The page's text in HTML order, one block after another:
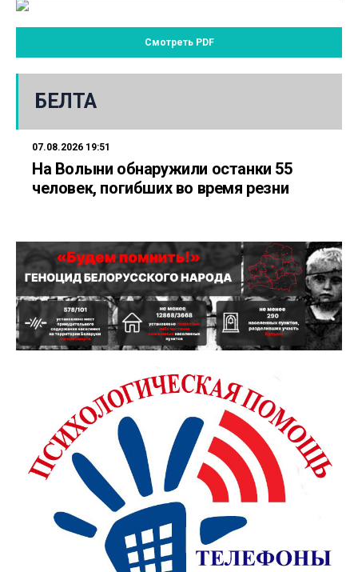
Смотреть PDF
БЕЛТА
07.08.2026 19:51
На Волыни обнаружили останки 55
человек, погибших во время резни